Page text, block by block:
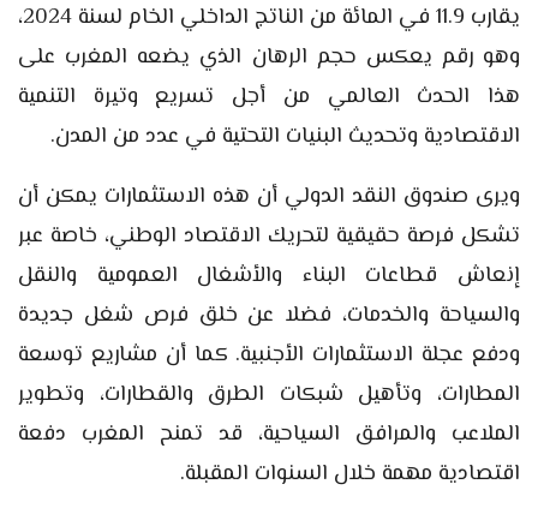
يقارب 11.9 في المائة من الناتج الداخلي الخام لسنة 2024،
وهو رقم يعكس حجم الرهان الذي يضعه المغرب على
هذا الحدث العالمي من أجل تسريع وتيرة التنمية
الاقتصادية وتحديث البنيات التحتية في عدد من المدن.
ويرى صندوق النقد الدولي أن هذه الاستثمارات يمكن أن
تشكل فرصة حقيقية لتحريك الاقتصاد الوطني، خاصة عبر
إنعاش قطاعات البناء والأشغال العمومية والنقل
والسياحة والخدمات، فضلا عن خلق فرص شغل جديدة
ودفع عجلة الاستثمارات الأجنبية. كما أن مشاريع توسعة
المطارات، وتأهيل شبكات الطرق والقطارات، وتطوير
الملاعب والمرافق السياحية، قد تمنح المغرب دفعة
اقتصادية مهمة خلال السنوات المقبلة.